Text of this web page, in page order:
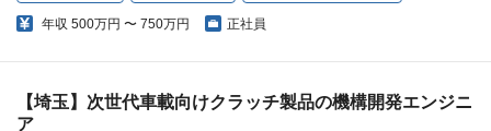
年収 500万円 〜 750万円 正社員
【埼玉】次世代車載向けクラッチ製品の機構開発エンジニ
ア